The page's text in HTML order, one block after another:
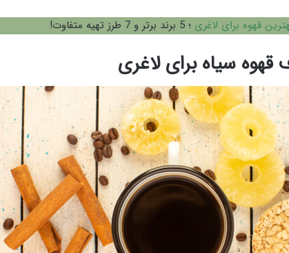
قهوه برای لاغری ؛ 5 برند برتر و 7 طرز تهیه متفاوت!
سیاه برای لاغری